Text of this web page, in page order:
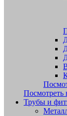
Посмотреть
Трубы и